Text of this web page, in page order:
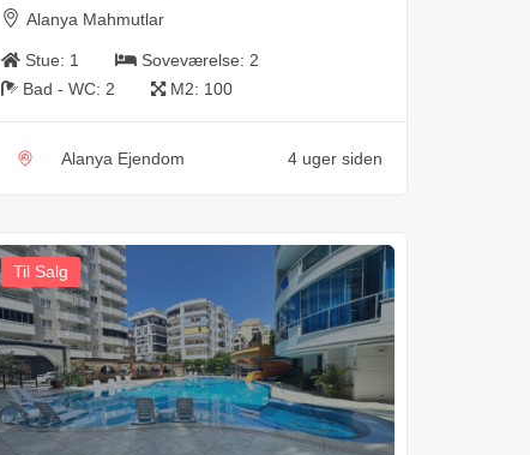
Alanya Mahmutlar
Stue: 1 Soveværelse: 2
Bad - WC: 2 M2: 100
Alanya Ejendom 4 uger siden
Til Salg